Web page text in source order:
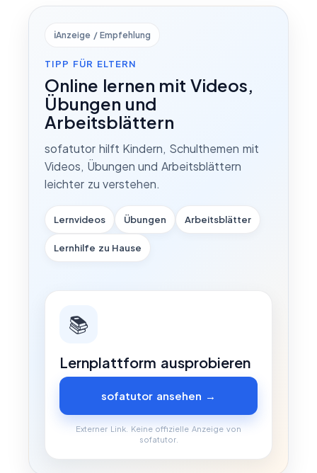
ℹ️Anzeige / Empfehlung
TIPP FÜR ELTERN
Online lernen mit Videos,
Übungen und
Arbeitsblättern
sofatutor hilft Kindern, Schulthemen mit
Videos, Übungen und Arbeitsblättern
leichter zu verstehen.
Lernvideos Übungen Arbeitsblätter
Lernhilfe zu Hause
📚
Lernplattform ausprobieren
sofatutor ansehen →
Externer Link. Keine offizielle Anzeige von
sofatutor.